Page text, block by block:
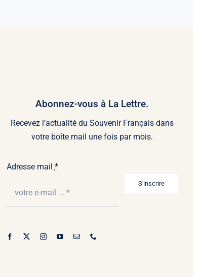
Abonnez-vous à La Lettre.
Recevez l’actualité du Souvenir Français dans
votre boîte mail une fois par mois.
Adresse mail *
S'inscrire